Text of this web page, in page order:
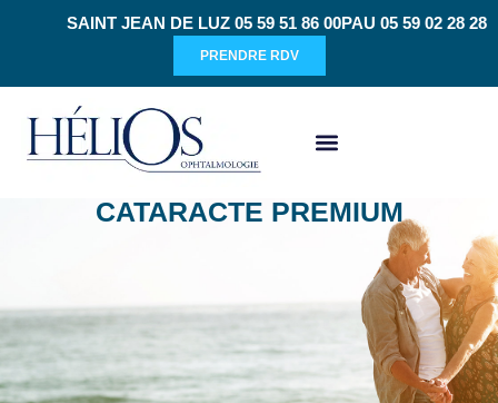
SAINT JEAN DE LUZ 05 59 51 86 00PAU 05 59 02 28 28
PRENDRE RDV
CATARACTE PREMIUM